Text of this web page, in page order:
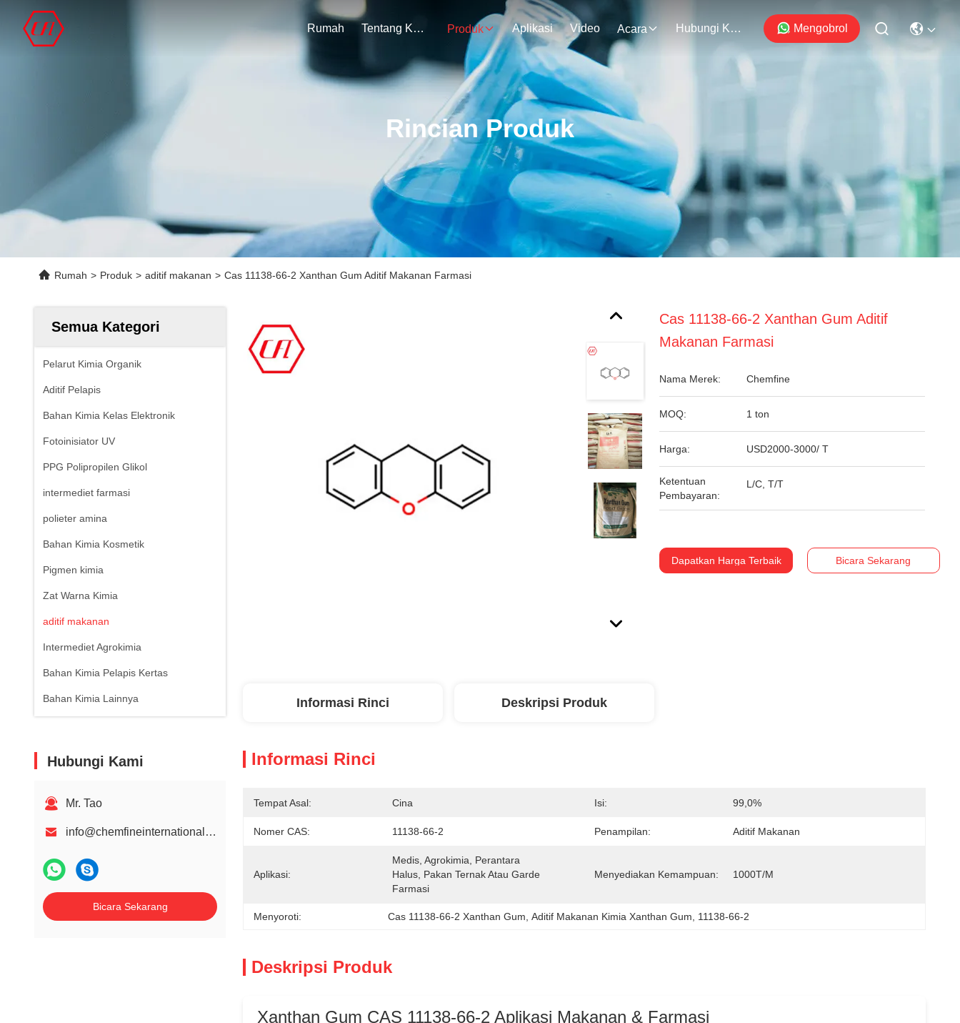
Rumah Tentang Kami Produk Aplikasi Video Acara Hubungi Kami Mengobrol
Rincian Produk
Rumah > Produk > aditif makanan > Cas 11138-66-2 Xanthan Gum Aditif Makanan Farmasi
Semua Kategori
Pelarut Kimia Organik
Aditif Pelapis
Bahan Kimia Kelas Elektronik
Fotoinisiator UV
PPG Polipropilen Glikol
intermediet farmasi
polieter amina
Bahan Kimia Kosmetik
Pigmen kimia
Zat Warna Kimia
aditif makanan
Intermediet Agrokimia
Bahan Kimia Pelapis Kertas
Bahan Kimia Lainnya
Hubungi Kami
Mr. Tao
info@chemfineinternational.com
Bicara Sekarang
Cas 11138-66-2 Xanthan Gum Aditif
Makanan Farmasi
Nama Merek: Chemfine
MOQ: 1 ton
Harga: USD2000-3000/ T
Ketentuan
Pembayaran:
L/C, T/T
Dapatkan Harga Terbaik Bicara Sekarang
Informasi Rinci Deskripsi Produk
Informasi Rinci
Tempat Asal: Cina Isi: 99,0%
Nomer CAS: 11138-66-2 Penampilan: Aditif Makanan
Aplikasi:
Medis, Agrokimia, Perantara
Halus, Pakan Ternak Atau Garde
Farmasi
Menyediakan Kemampuan: 1000T/m
Menyoroti: Cas 11138-66-2 Xanthan Gum , Aditif Makanan Kimia Xanthan Gum 11138-66-2
Deskripsi Produk
Xanthan Gum CAS 11138-66-2 Aplikasi Makanan & Farmasi